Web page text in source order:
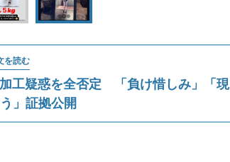
を読む
工疑惑を全否定 「負け惜しみ」「現
」証拠公開